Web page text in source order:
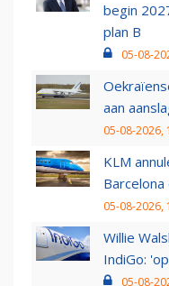
begin
plan B
05-08-
aan
05-08-2026,
KLM
05-08-2026,
Willie
IndiGo:
05-08-